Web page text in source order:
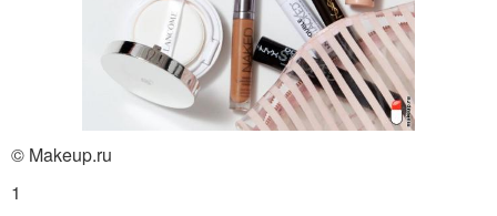
© Makeup.ru
1